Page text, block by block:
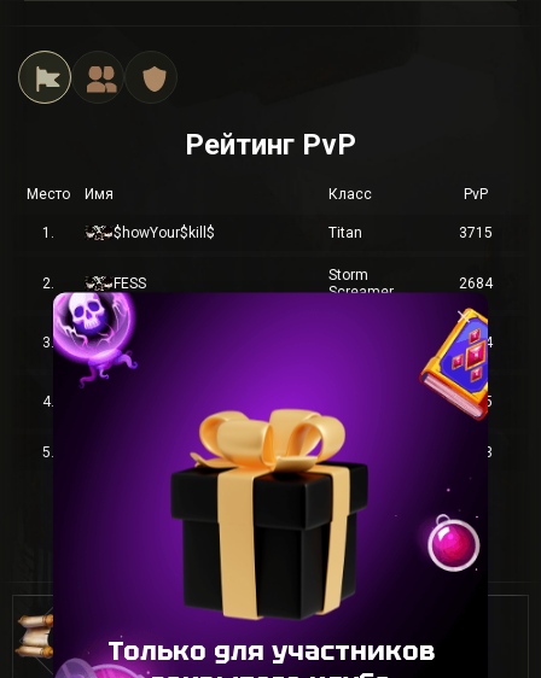
Рейтинг PvP
Место Имя Класс PvP
1. $howYour$kill$ Titan 3715
2. FESS
Storm
Screamer
2684
3. JokeR 1954
4. 1855
5. Ghost Sentinel 1793
Перейти к статистике
Когда будет слияние ?????